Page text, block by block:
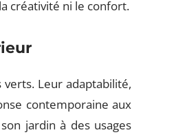
créativité ni le confort.
Leur adaptabilité,
contemporaine aux
jardin à des usages